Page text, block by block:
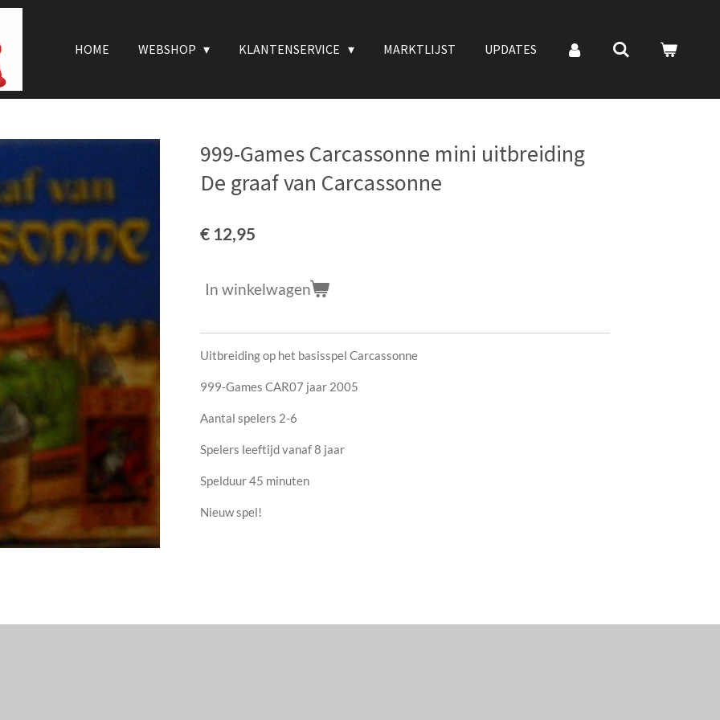
HOME WEBSHOP KLANTENSERVICE MARKTLIJST UPDATES
999-Games Carcassonne mini uitbreiding
De graaf van Carcassonne
€ 12,95
In winkelwagen
Uitbreiding op het basisspel Carcassonne
999-Games CAR07 jaar 2005
Aantal spelers 2-6
Spelers leeftijd vanaf 8 jaar
Spelduur 45 minuten
Nieuw spel!